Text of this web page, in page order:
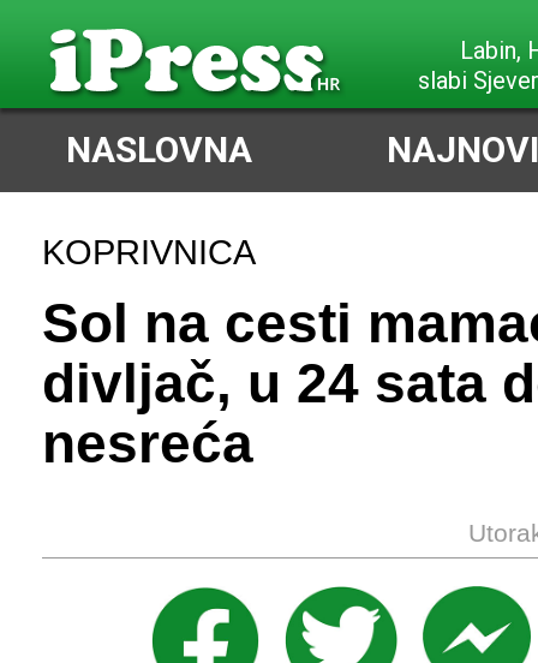
Labin,
slabi
NASLOVNA
KOPRIVNICA
Sol na cesti
divljač, u 24 sata
nesreća